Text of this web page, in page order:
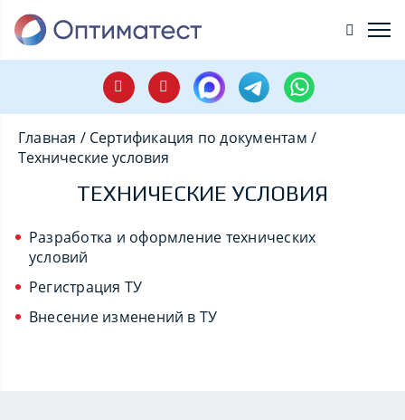
Главная / Сертификация по документам /
Технические условия
ТЕХНИЧЕСКИЕ УСЛОВИЯ
Разработка и оформление технических
условий
Регистрация ТУ
Внесение изменений в ТУ